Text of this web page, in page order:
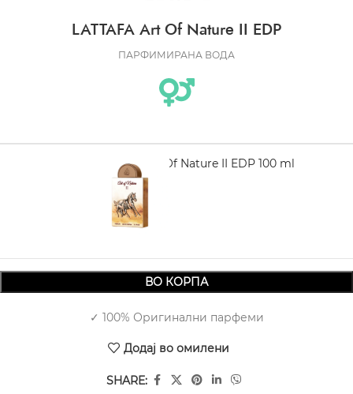
LATTAFA Art Of Nature II EDP
ПАРФИМИРАНА ВОДА
LATTAFA Art Of Nature II EDP 100 ml
2.750,00
ВО КОРПА
✓ 100% Оригинални парфеми
Додај во омилени
SHARE: